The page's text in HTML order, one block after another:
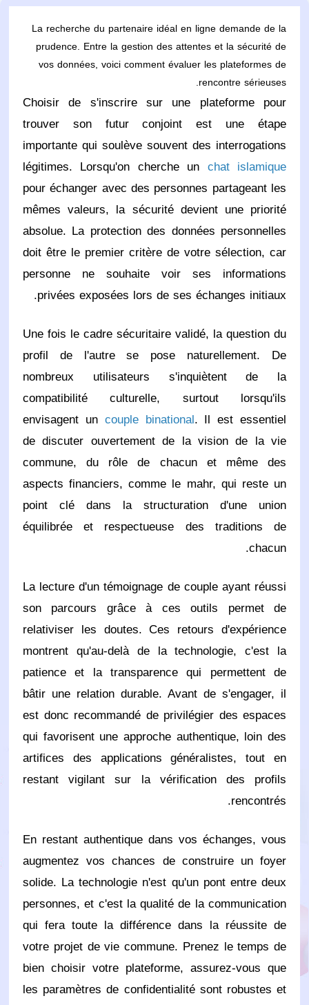
La recherche du partenaire idéal en ligne demande de la
prudence. Entre la gestion des attentes et la sécurité de
vos données, voici comment évaluer les plateformes de
rencontre sérieuses.
Choisir de s'inscrire sur une plateforme pour
trouver son futur conjoint est une étape
importante qui soulève souvent des interrogations
légitimes. Lorsqu'on cherche un chat islamique
pour échanger avec des personnes partageant les
mêmes valeurs, la sécurité devient une priorité
absolue. La protection des données personnelles
doit être le premier critère de votre sélection, car
personne ne souhaite voir ses informations
privées exposées lors de ses échanges initiaux.
Une fois le cadre sécuritaire validé, la question du
profil de l'autre se pose naturellement. De
nombreux utilisateurs s'inquiètent de la
compatibilité culturelle, surtout lorsqu'ils
envisagent un couple binational. Il est essentiel
de discuter ouvertement de la vision de la vie
commune, du rôle de chacun et même des
aspects financiers, comme le mahr, qui reste un
point clé dans la structuration d'une union
équilibrée et respectueuse des traditions de
chacun.
La lecture d'un témoignage de couple ayant réussi
son parcours grâce à ces outils permet de
relativiser les doutes. Ces retours d'expérience
montrent qu'au-delà de la technologie, c'est la
patience et la transparence qui permettent de
bâtir une relation durable. Avant de s'engager, il
est donc recommandé de privilégier des espaces
qui favorisent une approche authentique, loin des
artifices des applications généralistes, tout en
restant vigilant sur la vérification des profils
rencontrés.
En restant authentique dans vos échanges, vous
augmentez vos chances de construire un foyer
solide. La technologie n'est qu'un pont entre deux
personnes, et c'est la qualité de la communication
qui fera toute la différence dans la réussite de
votre projet de vie commune. Prenez le temps de
bien choisir votre plateforme, assurez-vous que
les paramètres de confidentialité sont robustes et